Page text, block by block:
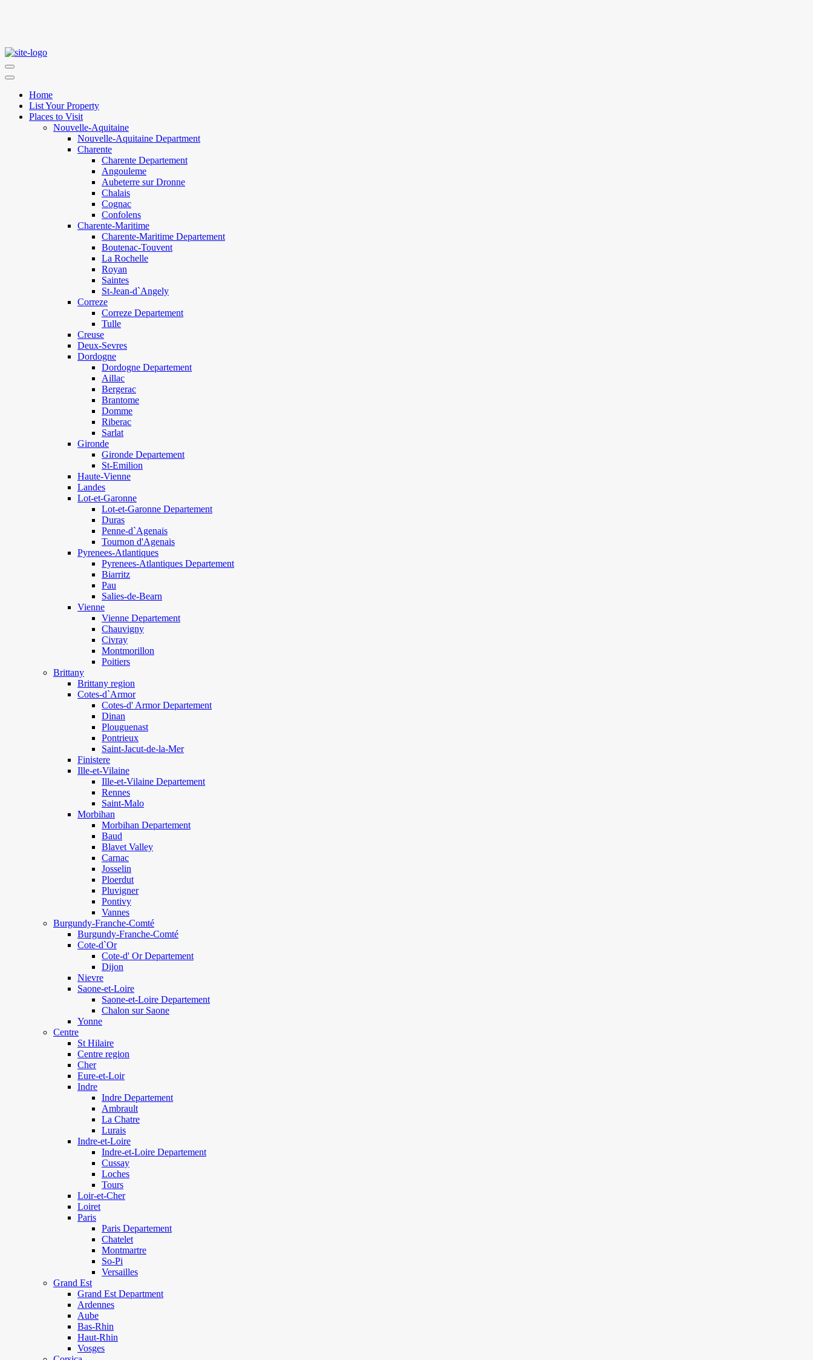
Home
List Your Property
Places to Visit
Nouvelle-Aquitaine
Nouvelle-Aquitaine Department
Charente
Charente Departement
Angouleme
Aubeterre sur Dronne
Chalais
Cognac
Confolens
Charente-Maritime
Charente-Maritime Departement
Boutenac-Touvent
La Rochelle
Royan
Saintes
St-Jean-d`Angely
Correze
Correze Departement
Tulle
Creuse
Deux-Sevres
Dordogne
Dordogne Departement
Aillac
Bergerac
Brantome
Domme
Riberac
Sarlat
Gironde
Gironde Departement
St-Emilion
Haute-Vienne
Landes
Lot-et-Garonne
Lot-et-Garonne Departement
Duras
Penne-d`Agenais
Tournon d'Agenais
Pyrenees-Atlantiques
Pyrenees-Atlantiques Departement
Biarritz
Pau
Salies-de-Bearn
Vienne
Vienne Departement
Chauvigny
Civray
Montmorillon
Poitiers
Brittany
Brittany region
Cotes-d`Armor
Cotes-d' Armor Departement
Dinan
Plouguenast
Pontrieux
Saint-Jacut-de-la-Mer
Finistere
Ille-et-Vilaine
Ille-et-Vilaine Departement
Rennes
Saint-Malo
Morbihan
Morbihan Departement
Baud
Blavet Valley
Carnac
Josselin
Ploerdut
Pluvigner
Pontivy
Vannes
Burgundy-Franche-Comté
Burgundy-Franche-Comté
Cote-d`Or
Cote-d' Or Departement
Dijon
Nievre
Saone-et-Loire
Saone-et-Loire Departement
Chalon sur Saone
Yonne
Centre
St Hilaire
Centre region
Cher
Eure-et-Loir
Indre
Indre Departement
Ambrault
La Chatre
Lurais
Indre-et-Loire
Indre-et-Loire Departement
Cussay
Loches
Tours
Loir-et-Cher
Loiret
Paris
Paris Departement
Chatelet
Montmartre
So-Pi
Versailles
Grand Est
Grand Est Department
Ardennes
Aube
Bas-Rhin
Haut-Rhin
Vosges